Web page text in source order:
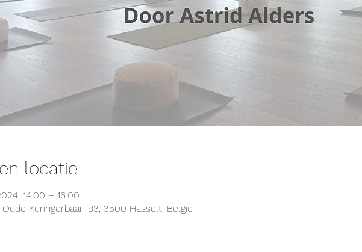
locatie
14:00 – 16:00
Oude Kuringerbaan 93, 3500 Hasselt, België